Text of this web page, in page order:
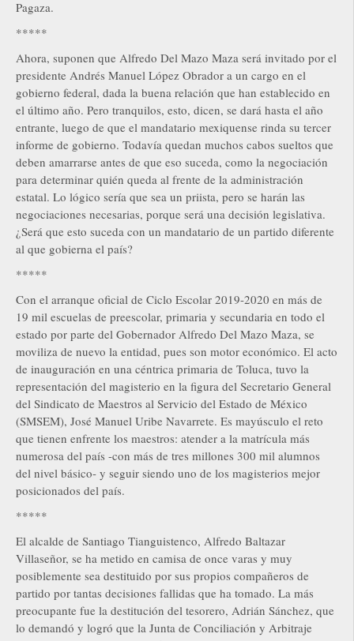
Pagaza.
*****
Ahora, suponen que Alfredo Del Mazo Maza será invitado por el
presidente Andrés Manuel López Obrador a un cargo en el
gobierno federal, dada la buena relación que han establecido en
el último año. Pero tranquilos, esto, dicen, se dará hasta el año
entrante, luego de que el mandatario mexiquense rinda su tercer
informe de gobierno. Todavía quedan muchos cabos sueltos que
deben amarrarse antes de que eso suceda, como la negociación
para determinar quién queda al frente de la administración
estatal. Lo lógico sería que sea un priista, pero se harán las
negociaciones necesarias, porque será una decisión legislativa.
¿Será que esto suceda con un mandatario de un partido diferente
al que gobierna el país?
*****
Con el arranque oficial de Ciclo Escolar 2019-2020 en más de
19 mil escuelas de preescolar, primaria y secundaria en todo el
estado por parte del Gobernador Alfredo Del Mazo Maza, se
moviliza de nuevo la entidad, pues son motor económico. El acto
de inauguración en una céntrica primaria de Toluca, tuvo la
representación del magisterio en la figura del Secretario General
del Sindicato de Maestros al Servicio del Estado de México
(SMSEM), José Manuel Uribe Navarrete. Es mayúsculo el reto
que tienen enfrente los maestros: atender a la matrícula más
numerosa del país -con más de tres millones 300 mil alumnos
del nivel básico- y seguir siendo uno de los magisterios mejor
posicionados del país.
*****
El alcalde de Santiago Tianguistenco, Alfredo Baltazar
Villaseñor, se ha metido en camisa de once varas y muy
posiblemente sea destituido por sus propios compañeros de
partido por tantas decisiones fallidas que ha tomado. La más
preocupante fue la destitución del tesorero, Adrián Sánchez, que
lo demandó y logró que la Junta de Conciliación y Arbitraje